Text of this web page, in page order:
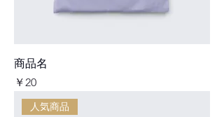
商品名
価格
￥20
人気商品